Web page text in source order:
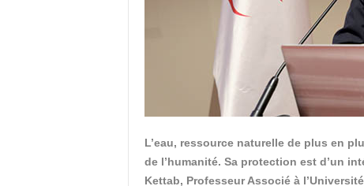
L’eau, ressource naturelle de plus en
de l’humanité. Sa protection est d’un
Kettab, Professeur Associé à